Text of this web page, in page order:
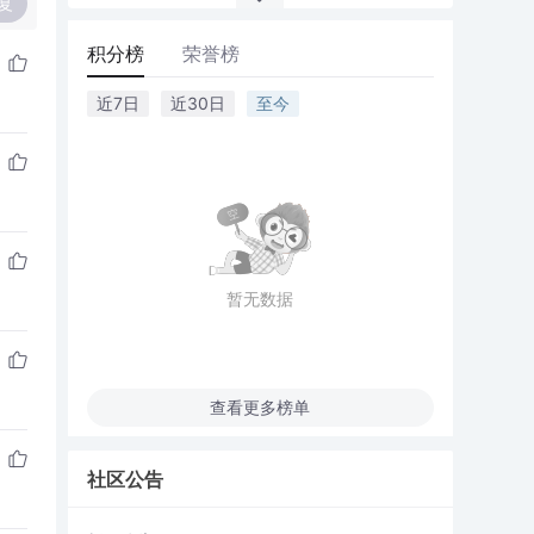
积分榜 荣誉榜
近7日 近30日 至今
暂无数据
查看更多榜单
社区公告